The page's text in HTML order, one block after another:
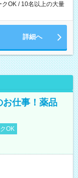
OK / 10名以上の大量
詳細へ
お仕事！薬品
OK